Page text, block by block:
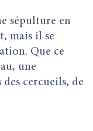
sépulture en
mais il se
Que ce
une
cercueils, de